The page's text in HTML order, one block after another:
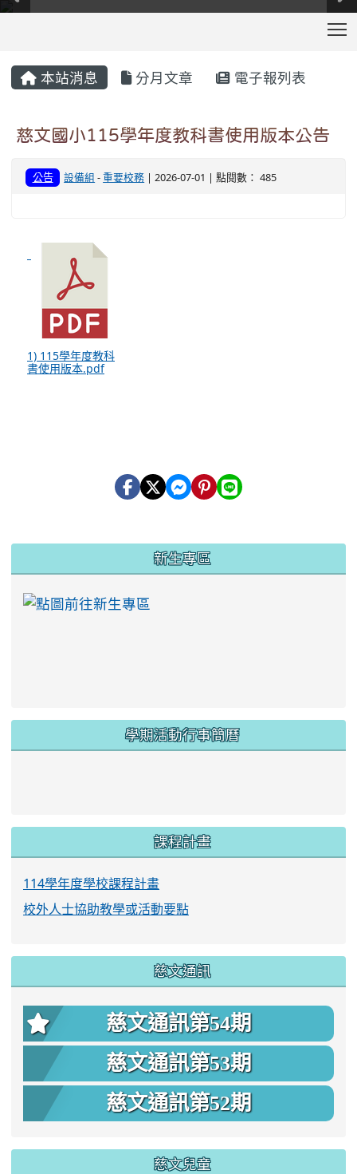
本站消息 分月文章 電子報列表
慈文國小115學年度教科書使用版本公告
公告 設備組 -重要校務 | 2026-07-01 | 點閱數： 485
1) 115學年度教科
書使用版本.pdf
新生專區
學期活動行事簡曆
課程計畫
114學年度學校課程計畫
校外人士協助教學或活動要點
慈文通訊
慈文通訊第54期
慈文通訊第53期
慈文通訊第52期
慈文兒童